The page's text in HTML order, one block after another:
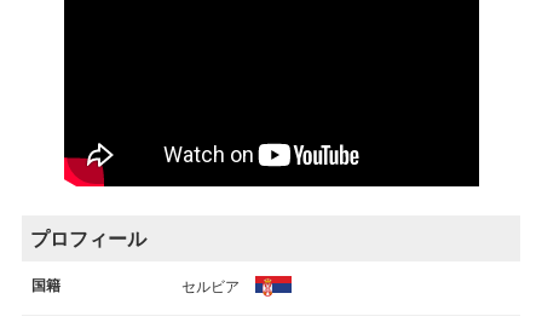
プロフィール
国籍 セルビア